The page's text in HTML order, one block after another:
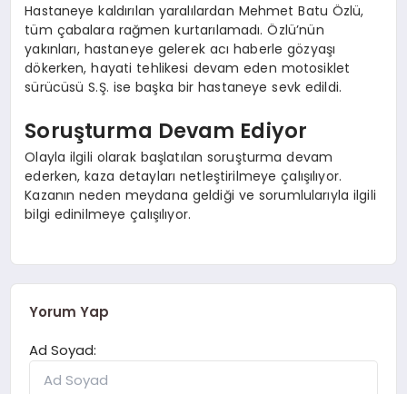
Hastaneye kaldırılan yaralılardan Mehmet Batu Özlü,
tüm çabalara rağmen kurtarılamadı. Özlü’nün
yakınları, hastaneye gelerek acı haberle gözyaşı
dökerken, hayati tehlikesi devam eden motosiklet
sürücüsü S.Ş. ise başka bir hastaneye sevk edildi.
Soruşturma Devam Ediyor
Olayla ilgili olarak başlatılan soruşturma devam
ederken, kaza detayları netleştirilmeye çalışılıyor.
Kazanın neden meydana geldiği ve sorumlularıyla ilgili
bilgi edinilmeye çalışılıyor.
Yorum Yap
Ad Soyad: